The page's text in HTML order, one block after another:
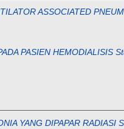
ASSOCIATED
PASIEN HEMODIALISIS
YANG DIPAPAR